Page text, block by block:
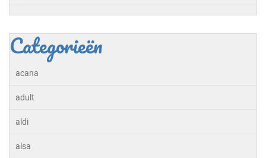
Categorieën
acana
adult
aldi
alsa